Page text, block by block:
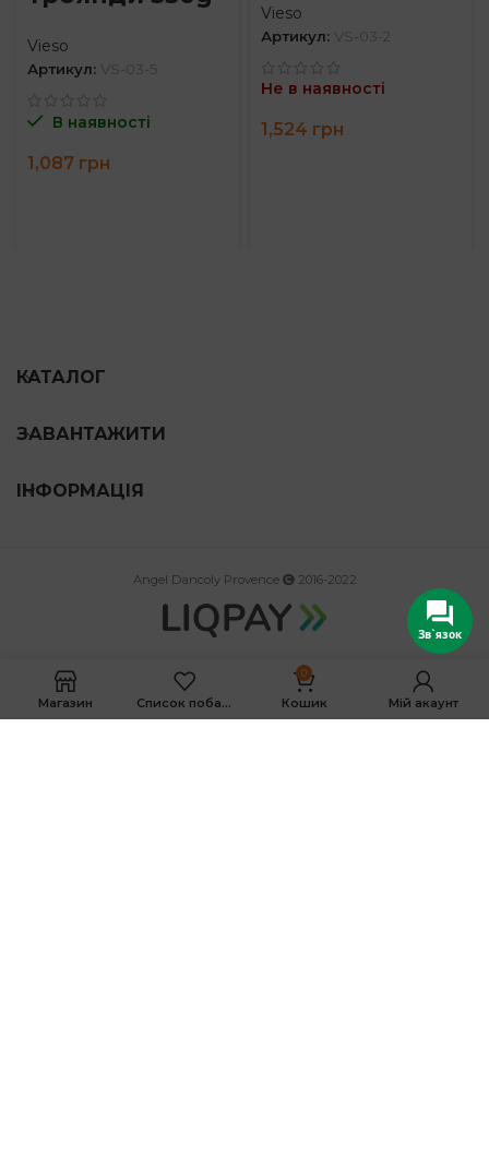
Vieso
Артикул: VS-03-5
В наявності
1,087 грн
Vieso
Артикул: VS-03-2
Не в наявності
1,524 грн
КАТАЛОГ
ЗАВАНТАЖИТИ
ІНФОРМАЦІЯ
Angel Dancoly Provence 2016-2022
Магазин Список побажань
0
Кошик Мій акаунт
Зв`язок